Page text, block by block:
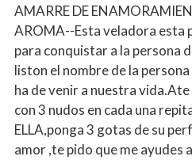
AMARRE DE
AROMA--Esta veladora esta
para conquistar a la persona
liston el nombre de la
ha de venir a nuestra
con 3 nudos en cada una
ELLA,ponga 3 gotas de su
amor ,te pido que me ayudes